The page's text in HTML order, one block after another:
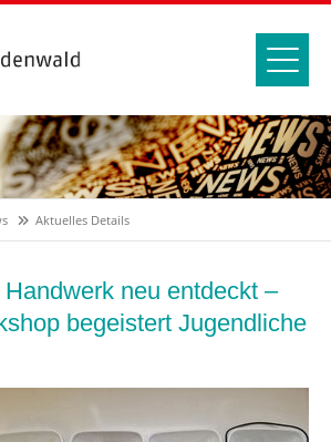
Aktuelles Details
neu entdeckt –
begeistert Jugendliche